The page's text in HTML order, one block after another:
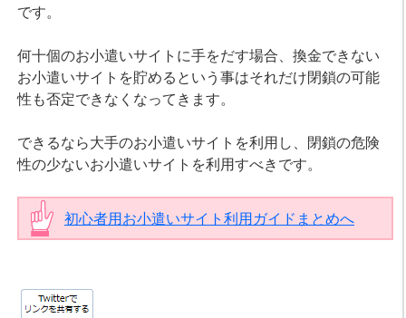
です。
何十個のお小遣いサイトに手をだす場合、換金できない
お小遣いサイトを貯めるという事はそれだけ閉鎖の可能
性も否定できなくなってきます。
できるなら大手のお小遣いサイトを利用し、閉鎖の危険
性の少ないお小遣いサイトを利用すべきです。
初心者用お小遣いサイト利用ガイドまとめへ